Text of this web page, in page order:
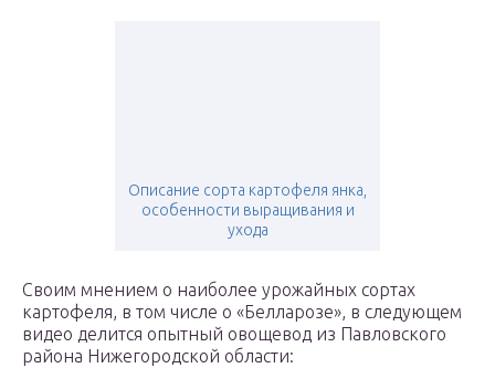
Описание сорта картофеля янка,
особенности выращивания и
ухода
Своим мнением о наиболее урожайных сортах
картофеля, в том числе о «Белларозе», в следующем
видео делится опытный овощевод из Павловского
района Нижегородской области: